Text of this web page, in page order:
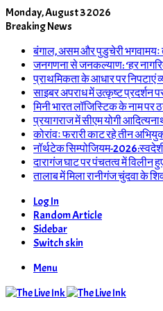
Monday, August 3 2026
Breaking News
बंगाल, असम और पुडुचेरी भगवामयः
जनगणना से जनकल्याण: ‘हर
प्राथमिकता के आधार पर निपटाएं
साइबर अपराध में उत्कृष्ट प्रदर्शन
मिनी भारत लॉजिस्टिक के नाम
प्रयागराज में सीएम योगी
कोरांवः फरारी काट रहे तीन
नॉर्थटेक सिम्पोजियम-
दारागंज घाट पर पंचतत्व में विलीन
तालाब में मिला रानीगंज चुंदवा के
Log In
Random Article
Sidebar
Switch skin
Menu